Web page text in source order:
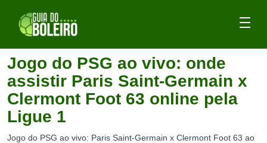
Jogo do PSG ao vivo: onde
assistir Paris Saint-Germain x
Clermont Foot 63 online pela
Ligue 1
Jogo do PSG ao vivo: Paris Saint-Germain x Clermont Foot 63 ao